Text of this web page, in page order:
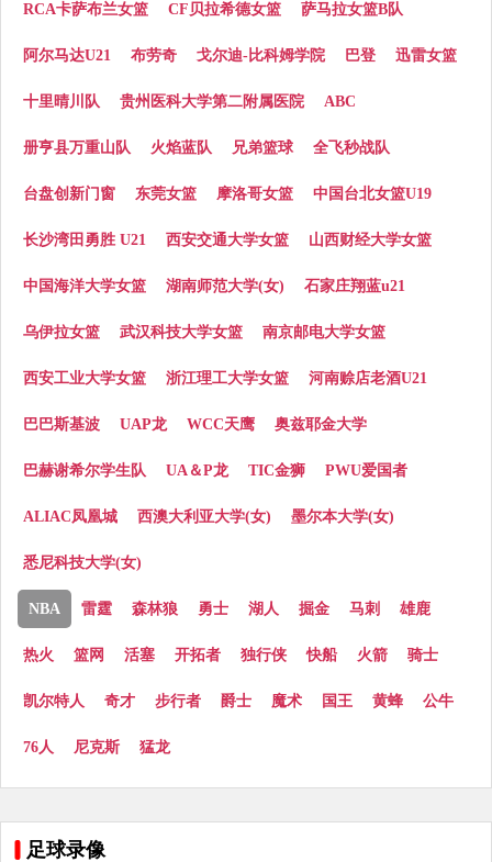
RCA卡萨布兰女篮 CF贝拉希德女篮 萨马拉女篮B队
阿尔马达U21 布劳奇 戈尔迪-比科姆学院 巴登 迅雷女篮
十里晴川队 贵州医科大学第二附属医院 ABC
册亨县万重山队 火焰蓝队 兄弟篮球 全飞秒战队
台盘创新门窗 东莞女篮 摩洛哥女篮 中国台北女篮U19
长沙湾田勇胜 U21 西安交通大学女篮 山西财经大学女篮
中国海洋大学女篮 湖南师范大学(女) 石家庄翔蓝u21
乌伊拉女篮 武汉科技大学女篮 南京邮电大学女篮
西安工业大学女篮 浙江理工大学女篮 河南赊店老酒U21
巴巴斯基波 UAP龙 WCC天鹰 奥兹耶金大学
巴赫谢希尔学生队 UA＆P龙 TIC金狮 PWU爱国者
ALIAC凤凰城 西澳大利亚大学(女) 墨尔本大学(女)
悉尼科技大学(女)
NBA 雷霆 森林狼 勇士 湖人 掘金 马刺 雄鹿
热火 篮网 活塞 开拓者 独行侠 快船 火箭 骑士
凯尔特人 奇才 步行者 爵士 魔术 国王 黄蜂 公牛
76人 尼克斯 猛龙
足球录像